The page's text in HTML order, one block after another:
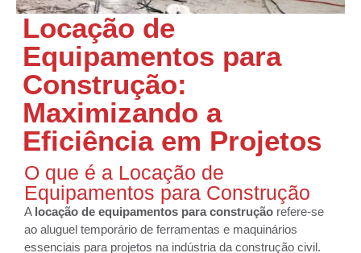
Locação de
Equipamentos para
Construção:
Maximizando a
Eficiência em Projetos
O que é a Locação de
Equipamentos para Construção
A locação de equipamentos para construção refere-se
ao aluguel temporário de ferramentas e maquinários
essenciais para projetos na indústria da construção civil.